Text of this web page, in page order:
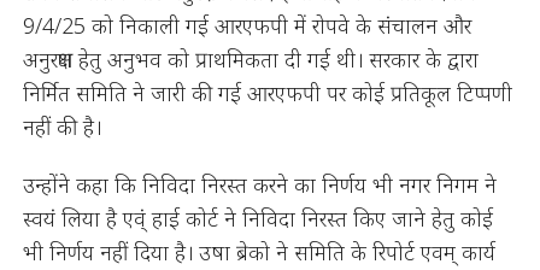
9/4/25 को निकाली गई आरएफपी में रोपवे के संचालन और
अनुरक्षण हेतु अनुभव को प्राथमिकता दी गई थी। सरकार के द्वारा
निर्मित समिति ने जारी की गई आरएफपी पर कोई प्रतिकूल टिप्पणी
नहीं की है।
उन्होंने कहा कि निविदा निरस्त करने का निर्णय भी नगर निगम ने
स्वयं लिया है एव्ं हाई कोर्ट ने निविदा निरस्त किए जाने हेतु कोई
भी निर्णय नहीं दिया है। उषा ब्रेको ने समिति के रिपोर्ट एवम् कार्य